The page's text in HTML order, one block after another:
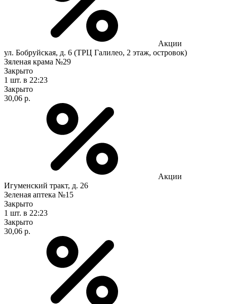
Акции
ул. Бобруйская, д. 6 (ТРЦ Галилео, 2 этаж, островок)
Зяленая крама №29
Закрыто
1 шт. в 22:23
Закрыто
30,06 р.
Акции
Игуменский тракт, д. 26
Зеленая аптека №15
Закрыто
1 шт. в 22:23
Закрыто
30,06 р.